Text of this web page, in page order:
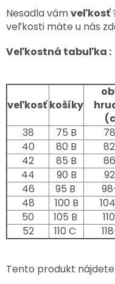
Nesadla vámveľkosť
veľkosti máte u nás
Veľkostná tabuľka :
veľkosťkošíky
38
75 B
40
80 B
42
85 B
44
90 B
46
95 B
48
100 B
50
105 B
52
110 C
Tento produkt nájdete